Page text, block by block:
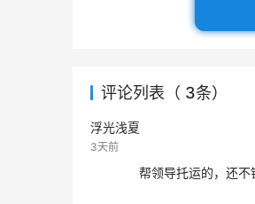
评论列表（ 3条）
浮光浅夏
3天前
帮领导托运的，还